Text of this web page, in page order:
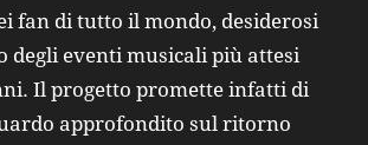
fan di tutto il mondo, desiderosi
degli eventi musicali più attesi
Il progetto promette infatti di
approfondito sul ritorno